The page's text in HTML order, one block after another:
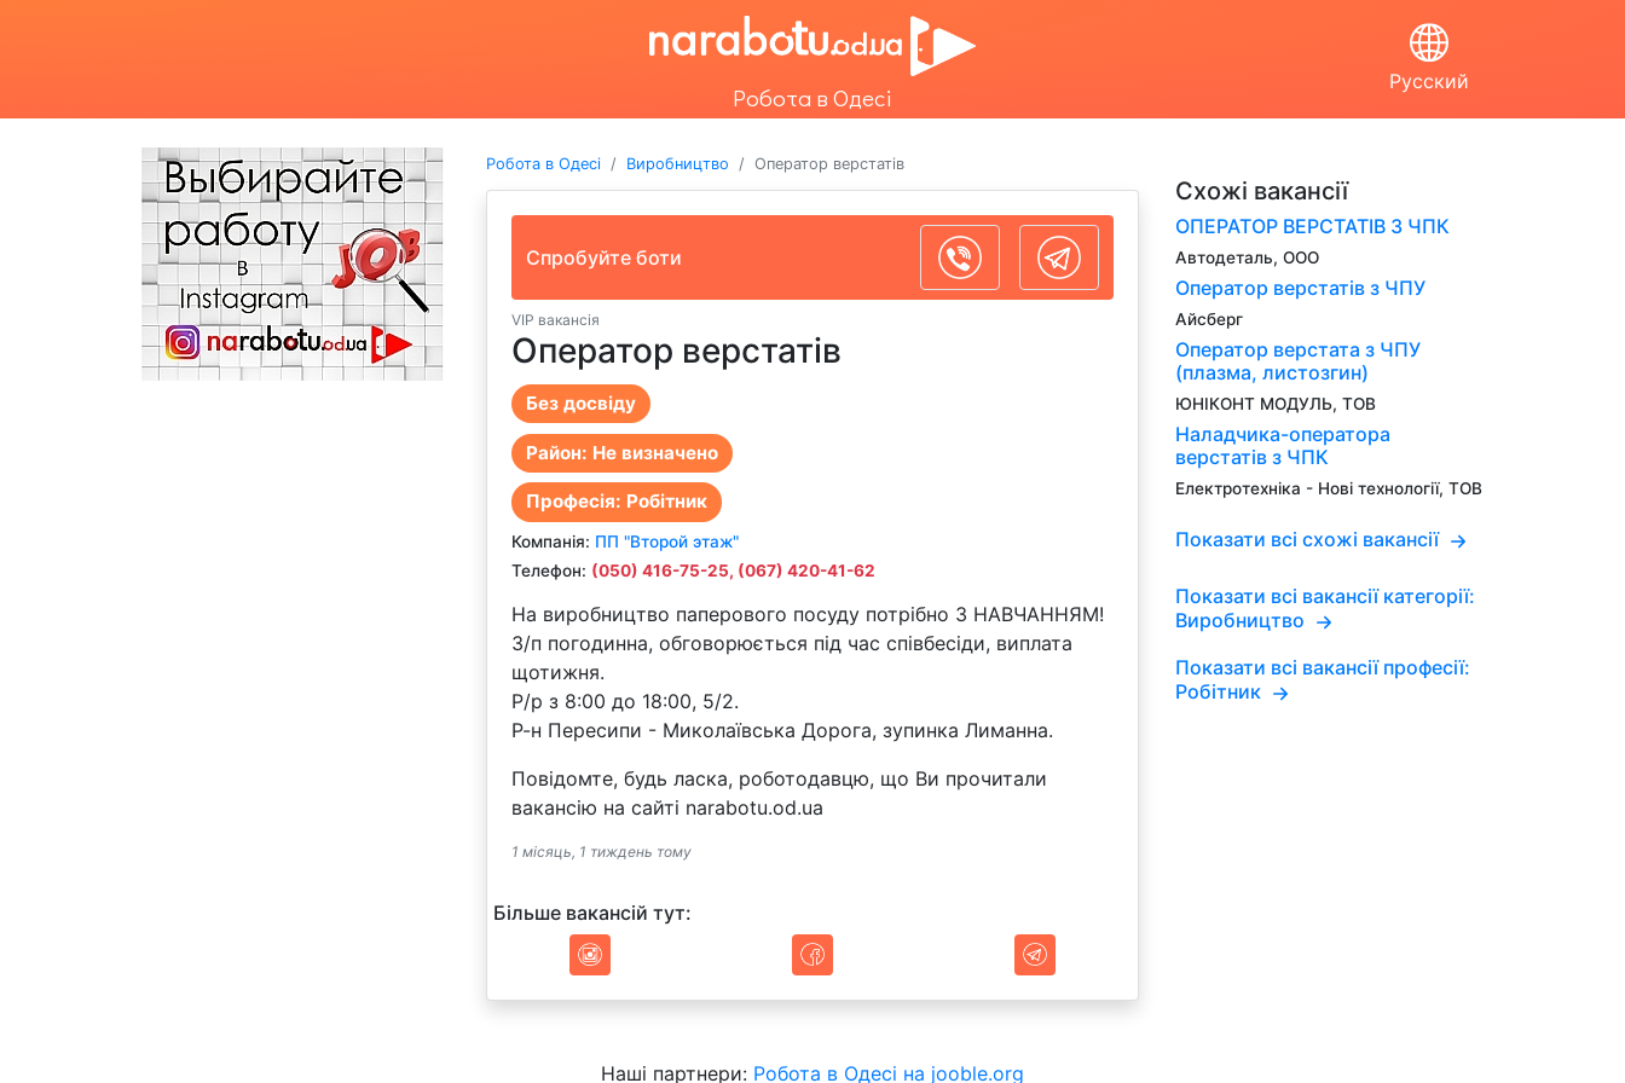
Робота в Одесі
Русский
Робота в Одесі Виробництво Оператор верстатів
Спробуйте боти
VIP вакансія
Оператор верстатів
Без досвіду
Район: Не визначено
Професія: Робітник
Компанiя: ПП "Второй этаж"
Телефон: (050) 416-75-25, (067) 420-41-62
На виробництво паперового посуду потрібно З НАВЧАННЯМ!
З/п погодинна, обговорюється під час співбесіди, виплата
щотижня.
Р/р з 8:00 до 18:00, 5/2.
Р-н Пересипи - Миколаївська Дорога, зупинка Лиманна.
Повідомте, будь ласка, роботодавцю, що Ви прочитали
вакансію на сайті narabotu.od.ua
1 місяць, 1 тиждень тому
Більше вакансій тут:
Схожі вакансії
ОПЕРАТОР ВЕРСТАТІВ З ЧПК
Автодеталь, ООО
Оператор верстатів з ЧПУ
Айсберг
Оператор верстата з ЧПУ
(плазма, листозгин)
ЮНІКОНТ МОДУЛЬ, ТОВ
Наладчика-оператора
верстатів з ЧПК
Електротехніка - Нові технології, ТОВ
Показати всі схожі вакансії
Показати всі вакансії категорії:
Виробництво
Показати всі вакансії професії:
Робітник
Наші партнери: Робота в Одесі на jooble.org